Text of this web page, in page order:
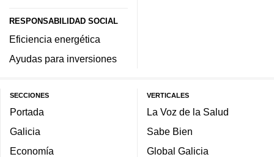
RESPONSABILIDAD SOCIAL
Eficiencia energética
Ayudas para inversiones
SECCIONES
Portada
Galicia
Economía
VERTICALES
La Voz de la Salud
Sabe Bien
Global Galicia